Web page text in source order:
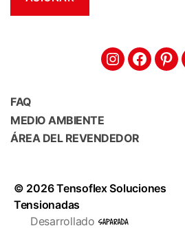
FAQ
MEDIO AMBIENTE
ÁREA DEL REVENDEDOR
© 2026Tensoflex Soluciones
Tensionadas
Desarrollado